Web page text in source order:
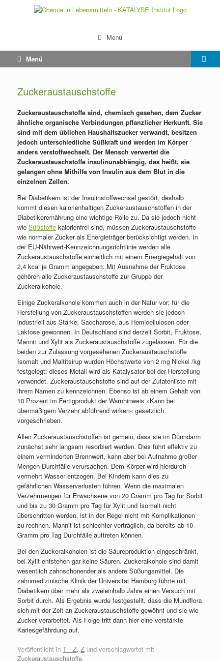
Menü
Menü
Zuckeraustauschstoffe
Zuckeraustauschstoffe sind, chemisch gesehen, dem Zucker
ähnliche organische Verbindungen pflanzlicher Herkunft. Sie
sind mit dem üblichen Haushaltszucker verwandt, besitzen
jedoch unterschiedliche Süßkraft und werden im Körper
anders verstoffwechselt. Der Mensch verwertet die
Zuckeraustauschstoffe insulinunabhängig, das heißt, sie
gelangen ohne Mithilfe von Insulin aus dem Blut in die
einzelnen Zellen.
Bei Diabetikern ist der Insulinstoffwechsel gestört, deshalb
kommt diesen kalorienhaltigen Zuckeraustauschstoffen in der
Diabetikerernährung eine wichtige Rolle zu. Da sie jedoch nicht
wie Süßstoffe kalorienfrei sind, müssen Zuckeraustauschstoffe
wie normalerZucker als Energieträger berücksichtigt werden. In
der EU-Nährwert-Kennzeichnungsrichtlinie werden alle
Zuckeraustauschstoffe einheitlich mit einem Energiegehalt von
2,4 kcal je Gramm angegeben. Mit Ausnahme der Fruktose
gehören alle Zuckeraustauschstoffe zur Gruppe der
Zuckeralkohole.
Einige Zuckeralkohole kommen auch in der Natur vor; für die
Herstellung von Zuckeraustauschstoffen werden sie jedoch
industriell aus Stärke, Saccharose, aus Hemicellulosen oder
Laktose gewonnen. In Deutschland sind derzeit Sorbit, Fruktose,
Mannit und Xylit als Zuckeraustauschstoffe zugelassen. Für die
beiden zur Zulassung vorgesehenen Zuckeraustauschstoffe
Isomalt und Maltitsirup wurden Höchstwerte von 2 mg Nickel /kg
festgelegt; dieses Metall wird als Katalysator bei der Herstellung
verwendet. Zuckeraustauschstoffe sind auf der Zutatenliste mit
ihrem Namen zu kennzeichnen. Ebenso ist ab einem Gehalt von
10 Prozent im Fertigprodukt der Warnhinweis »Kann bei
übermäßigem Verzehr abführend wirken« gesetzlich
vorgeschrieben.
Allen Zuckeraustauschstoffen ist gemein, dass sie im Dünndarm
zunächst sehr langsam resorbiert werden. Dies führt effektiv zu
einem verminderten Brennwert, kann aber bei Aufnahme großer
Mengen Durchfälle verursachen. Dem Körper wird hierdurch
vermehrt Wasser entzogen. Bei Kindern kann dies zu
gefährlichen Wasserverlusten führen. Wenn die maximalen
Verzehrmengen für Erwachsene von 20 Gramm pro Tag für Sorbit
und bis zu 30 Gramm pro Tag für Xylit und Isomalt nicht
überschritten werden, ist in der Regel nicht mit Komplikationen
zu rechnen. Mannit ist schlechter verträglich, da bereits ab 10
Gramm pro Tag Durchfälle auftreten können.
Bei den Zuckeralkoholen ist die Säureproduktion eingeschränkt,
bei Xylit entstehen gar keine Säuren. Zuckeralkohole sind damit
wesentlich zahnschonender als andere Süßungsmittel. Die
zahnmedizinische Klinik der Universität Hamburg führte mit
Diabetikern über mehr als zweieinhalb Jahre einen Versuch mit
Sorbit durch. Als Ergebnis wurde festgestellt, dass die Mundflora
sich mit der Zeit an Zuckeraustauschstoffe gewöhnt und sie wie
Zucker verarbeitet. Als Folge tritt dann hier eine verstärkte
Kariesgefährdung auf.
Veröffentlicht in T - Z, Z und verschlagwortet mit
Zuckeraustauschstoffe.